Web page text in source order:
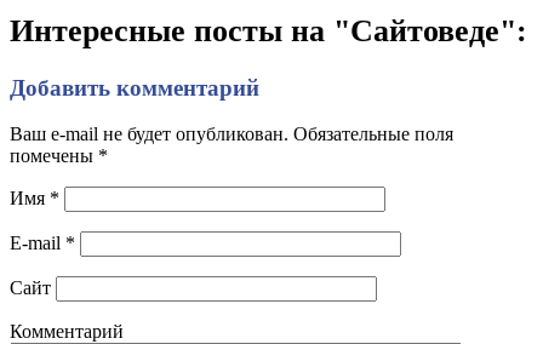
Интересные посты на "Сайтоведе":
Добавить комментарий
Ваш e-mail не будет опубликован. Обязательные поля
помечены *
Имя *
E-mail *
Сайт
Комментарий